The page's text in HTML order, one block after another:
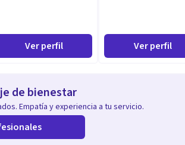
Ver perfil Ver perfil
de bienestar
Empatía y experiencia a tu servicio.